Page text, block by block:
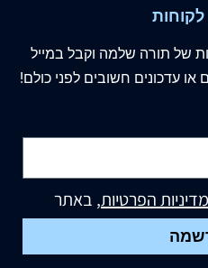
לקוחות
של תורה שלמה וקבל במייל
עדכונים חשובים לפני כולם!
מדיניות הפרטיות, באתר